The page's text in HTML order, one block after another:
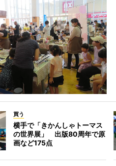
買う
横手で「きかんしゃトーマス
の世界展」 出版80周年で原
画など175点